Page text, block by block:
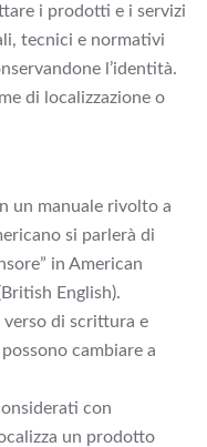
i prodotti e i servizi
tecnici e normativi
l’identità.
di localizzazione o
un manuale rivolto a
si parlerà di
in American
English).
verso di scrittura e
cambiare a
con
un prodotto